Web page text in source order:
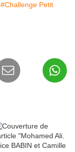
#Challenge Petit